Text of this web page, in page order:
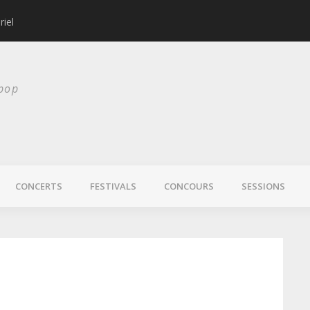
CONCERTS FESTIVALS CONCOURS SESSIONS